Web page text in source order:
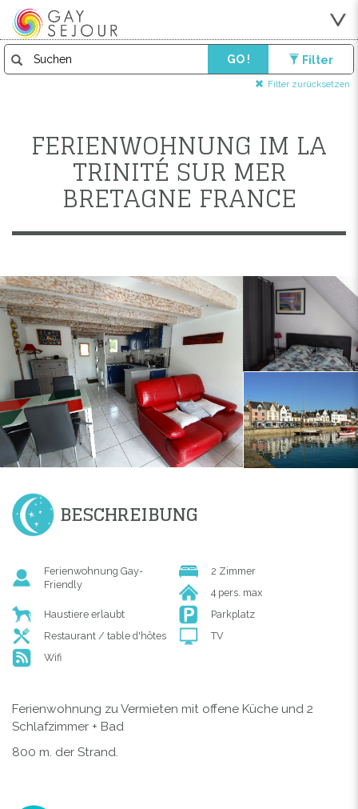
GO ! Filter
Filter zurücksetzen
FERIENWOHNUNG IM LA
TRINITÉ SUR MER
BRETAGNE FRANCE
BESCHREIBUNG
Ferienwohnung Gay-
Friendly
2 Zimmer
4 pers. max
Haustiere erlaubt
Parkplatz
Restaurant / table d'hôtes
TV
Wifi
Ferienwohnung zu Vermieten mit offene Küche und 2
Schlafzimmer + Bad
800 m. der Strand.